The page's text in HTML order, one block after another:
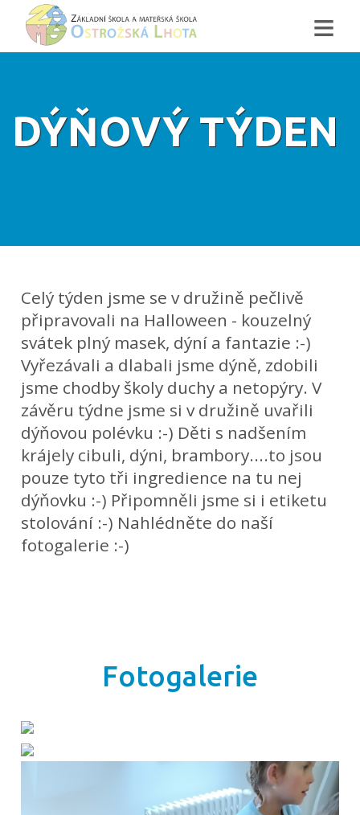
≡
DÝŇOVÝ TÝDEN
Celý týden jsme se v družině pečlivě
připravovali na Halloween - kouzelný
svátek plný masek, dýní a fantazie :-)
Vyřezávali a dlabali jsme dýně, zdobili
jsme chodby školy duchy a netopýry. V
závěru týdne jsme si v družině uvařili
dýňovou polévku :-) Děti s nadšením
krájely cibuli, dýni, brambory....to jsou
pouze tyto tři ingredience na tu nej
dýňovku :-) Připomněli jsme si i etiketu
stolování :-) Nahlédněte do naší
fotogalerie :-)
Fotogalerie